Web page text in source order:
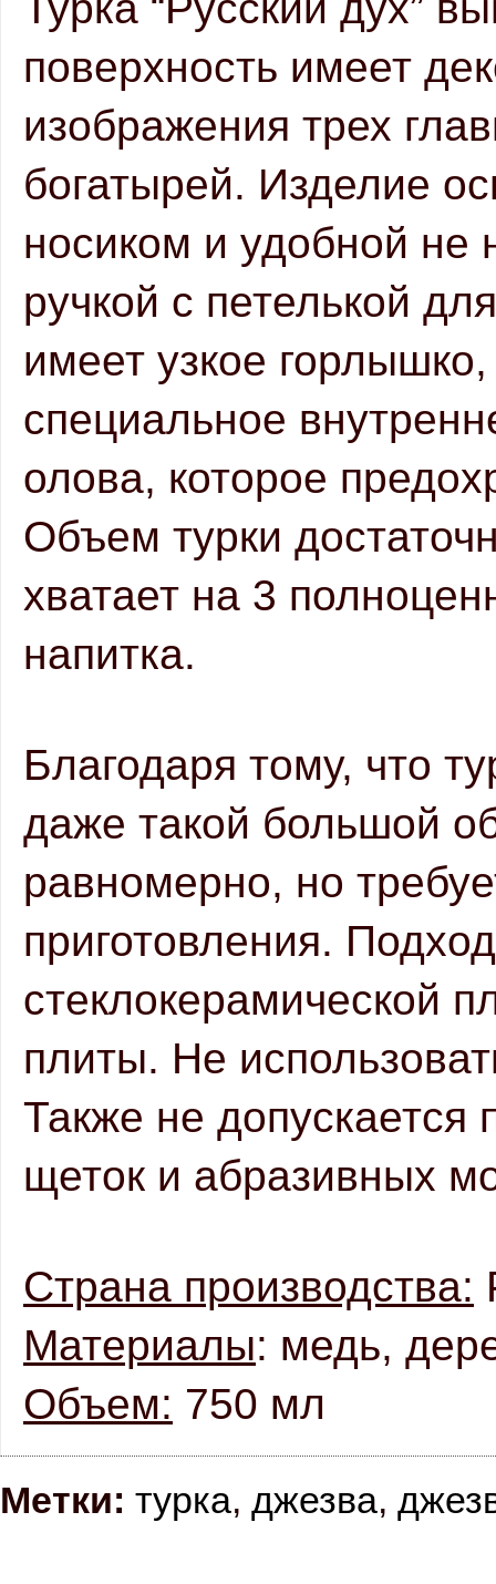
поверхность имеет
изображения трех
богатырей. Изделие
носиком и удобной не
ручкой с петелькой
имеет узкое
специальное
олова, которое
Объем турки
хватает на 3
напитка.
Благодаря тому, что
даже такой большой
равномерно, но
приготовления.
стеклокерамической
плиты. Не
Также не допускается
щеток и абразивных
Страна производства:
Материалы: медь,
Объем: 750 мл
Метки: турка, джезва,